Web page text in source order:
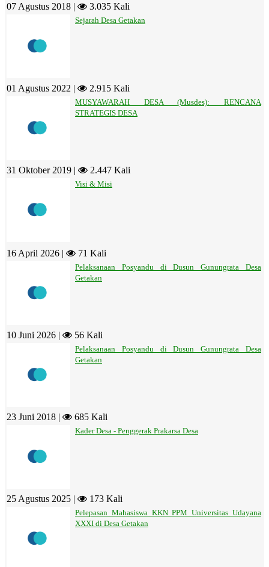
07 Agustus 2018 | 3.035 Kali
Sejarah Desa Getakan
01 Agustus 2022 | 2.915 Kali
MUSYAWARAH DESA (Musdes): RENCANA
STRATEGIS DESA
31 Oktober 2019 | 2.447 Kali
Visi & Misi
16 April 2026 | 71 Kali
Pelaksanaan Posyandu di Dusun Gunungrata Desa
Getakan
10 Juni 2026 | 56 Kali
Pelaksanaan Posyandu di Dusun Gunungrata Desa
Getakan
23 Juni 2018 | 685 Kali
Kader Desa - Penggerak Prakarsa Desa
25 Agustus 2025 | 173 Kali
Pelepasan Mahasiswa KKN PPM Universitas Udayana
XXXI di Desa Getakan